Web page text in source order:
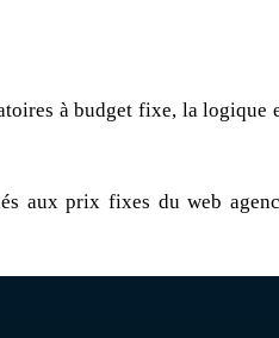
à budget fixe, la logique
aux prix fixes du web